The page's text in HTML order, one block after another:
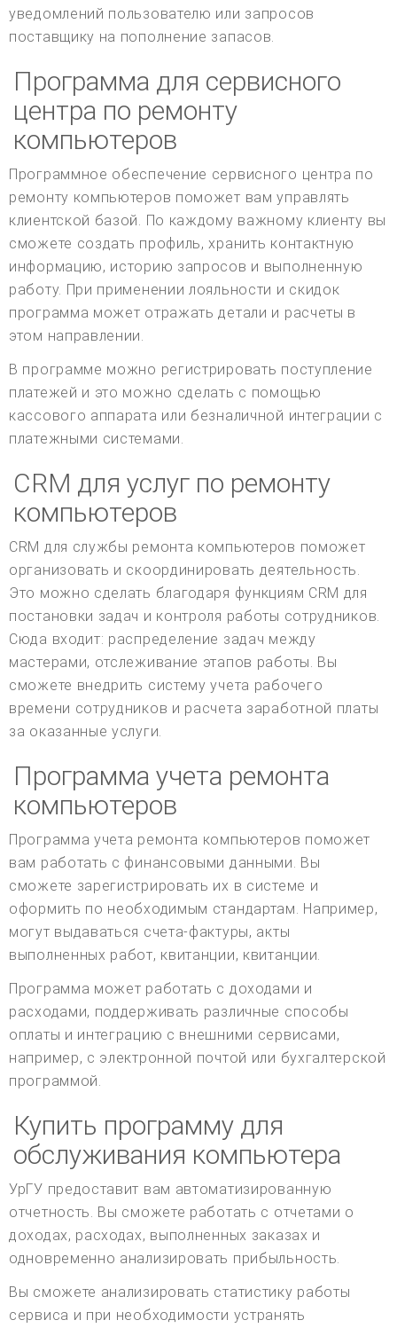
уведомлений пользователю или запросов
поставщику на пополнение запасов.
Программа для сервисного
центра по ремонту
компьютеров
Программное обеспечение сервисного центра по
ремонту компьютеров поможет вам управлять
клиентской базой. По каждому важному клиенту вы
сможете создать профиль, хранить контактную
информацию, историю запросов и выполненную
работу. При применении лояльности и скидок
программа может отражать детали и расчеты в
этом направлении.
В программе можно регистрировать поступление
платежей и это можно сделать с помощью
кассового аппарата или безналичной интеграции с
платежными системами.
CRM для услуг по ремонту
компьютеров
CRM для службы ремонта компьютеров поможет
организовать и скоординировать деятельность.
Это можно сделать благодаря функциям CRM для
постановки задач и контроля работы сотрудников.
Сюда входит: распределение задач между
мастерами, отслеживание этапов работы. Вы
сможете внедрить систему учета рабочего
времени сотрудников и расчета заработной платы
за оказанные услуги.
Программа учета ремонта
компьютеров
Программа учета ремонта компьютеров поможет
вам работать с финансовыми данными. Вы
сможете зарегистрировать их в системе и
оформить по необходимым стандартам. Например,
могут выдаваться счета-фактуры, акты
выполненных работ, квитанции, квитанции.
Программа может работать с доходами и
расходами, поддерживать различные способы
оплаты и интеграцию с внешними сервисами,
например, с электронной почтой или бухгалтерской
программой.
Купить программу для
обслуживания компьютера
УрГУ предоставит вам автоматизированную
отчетность. Вы сможете работать с отчетами о
доходах, расходах, выполненных заказах и
одновременно анализировать прибыльность.
Вы сможете анализировать статистику работы
сервиса и при необходимости устранять